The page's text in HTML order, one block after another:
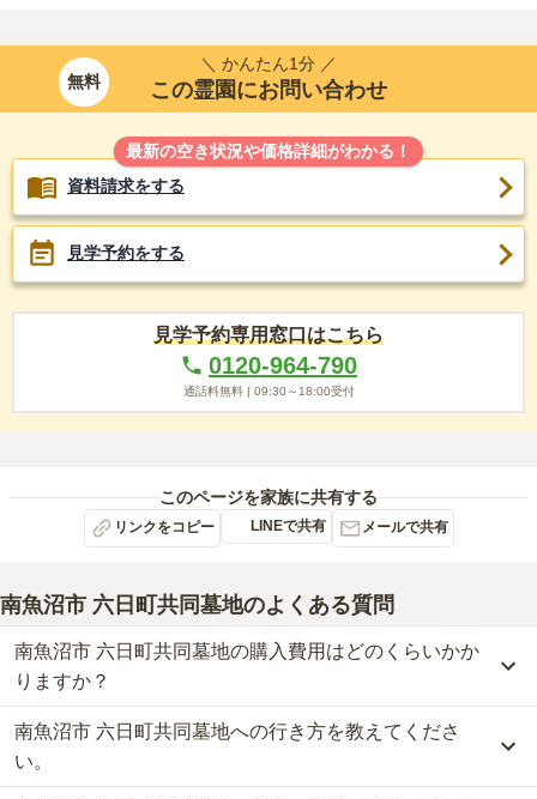
無料
＼ かんたん1分 ／
この霊園にお問い合わせ
最新の空き状況や価格詳細がわかる！
資料請求をする
見学予約をする
見学予約専用窓口はこちら
0120-964-790
通話料無料 | 09:30～18:00受付
このページを家族に共有する
リンクをコピー LINEで共有 メールで共有
南魚沼市 六日町共同墓地のよくある質問
南魚沼市 六日町共同墓地の購入費用はどのくらいかか
りますか？
南魚沼市 六日町共同墓地では、一般墓が約17万円(墓石代別)からお
求めいただけます。
なお、南魚沼市 六日町共同墓地がある新潟県の相場は、一般墓が約
南魚沼市 六日町共同墓地への行き方を教えてくださ
い。